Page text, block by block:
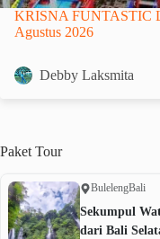
KRISNA FUNTASTIC
Agustus 2026
Debby Laksmita
Paket Tour
BulelengBali
Sekumpul
dari Bali